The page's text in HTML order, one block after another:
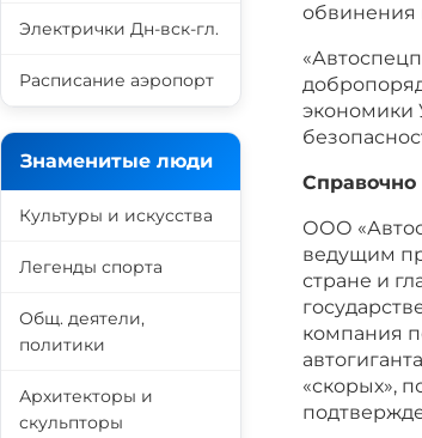
обвинения
экономики
Справочно
ООО
ведущим
стране и
компания
«скорых»,
Электрички Дн-вск-гл.
Расписание аэропорт
Знаменитые люди
Культуры и искусства
Легенды спорта
Общ. деятели,
политики
Архитекторы и
скульпторы